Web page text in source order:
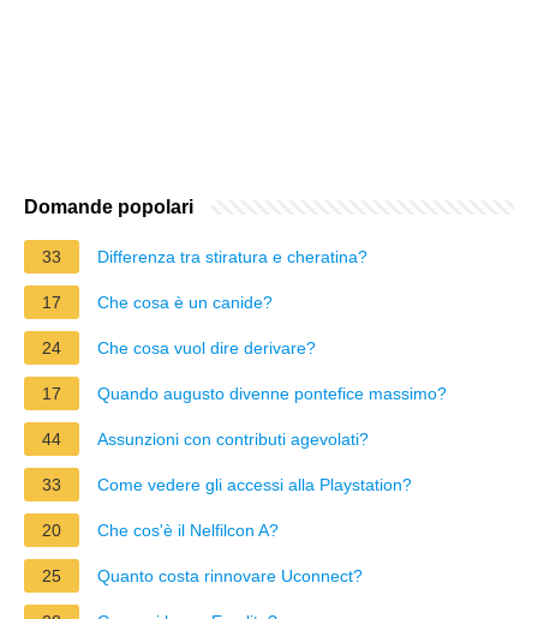
Domande popolari
33 Differenza tra stiratura e cheratina?
17 Che cosa è un canide?
24 Che cosa vuol dire derivare?
17 Quando augusto divenne pontefice massimo?
44 Assunzioni con contributi agevolati?
33 Come vedere gli accessi alla Playstation?
20 Che cos'è il Nelfilcon A?
25 Quanto costa rinnovare Uconnect?